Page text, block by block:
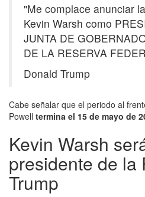
"Me complace anunciar
Kevin Warsh como
JUNTA DE
DE LA RESERVA
Donald Trump
Cabe señalar que el periodo al
Powell termina el 15 de mayo de
Kevin Warsh
presidente de la
Trump